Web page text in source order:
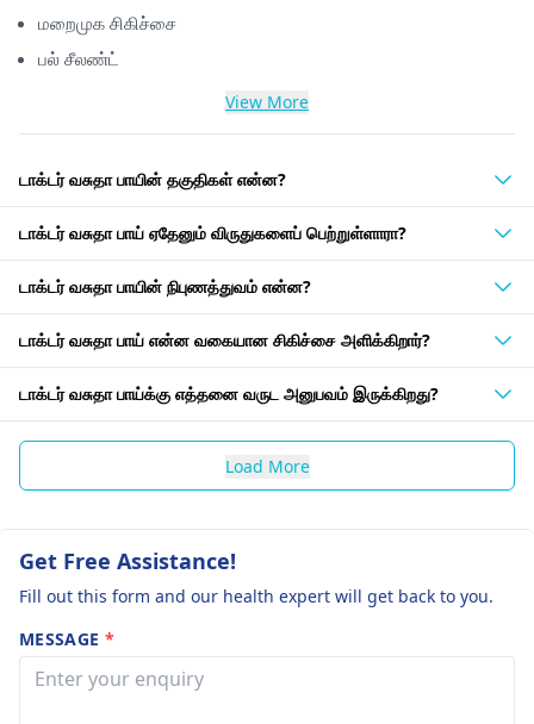
மறைமுக சிகிச்சை
பல் சீலண்ட்
View More
டாக்டர் வசுதா பாயின் தகுதிகள் என்ன?
டாக்டர் வசுதா பாய் ஏதேனும் விருதுகளைப் பெற்றுள்ளாரா?
டாக்டர் வசுதா பாயின் நிபுணத்துவம் என்ன?
டாக்டர் வசுதா பாய் என்ன வகையான சிகிச்சை அளிக்கிறார்?
டாக்டர் வசுதா பாய்க்கு எத்தனை வருட அனுபவம் இருக்கிறது?
Load More
Get Free Assistance!
Fill out this form and our health expert will get back to you.
MESSAGE *